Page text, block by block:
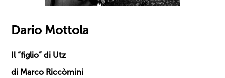
Dario Mottola
Il “figlio” di Utz
di Marco Riccòmini